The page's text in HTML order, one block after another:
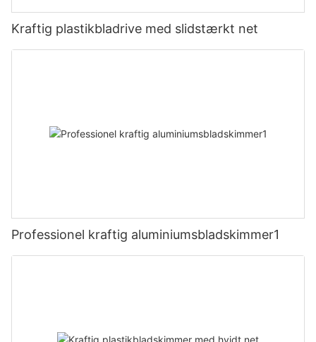
Kraftig plastikbladrive med slidstærkt net
Professionel kraftig aluminiumsbladskimmer1